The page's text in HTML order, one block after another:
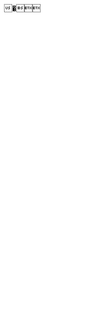
�